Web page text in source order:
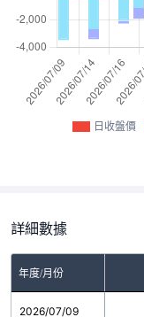
日收盤價
詳細數據
年度/月份
2026/07/09